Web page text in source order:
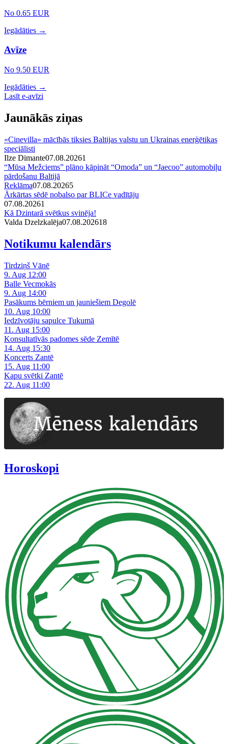
No 0.65 EUR
Iegādāties →
Avīze
No 9.50 EUR
Iegādāties →
Lasīt e-avīzi
Jaunākās ziņas
«Cinevilla» mācībās tiksies Baltijas valstu un Ukrainas enerģētikas
speciālisti
Ilze Dimante07.08.20261
“Mūsa Mežciems” plāno kāpināt “Omoda” un “Jaecoo” automobiļu
pārdošanu Baltijā
Reklāma07.08.20265
Ārkārtas sēdē nobalso par BLICe vadītāju
07.08.20261
Kā Dzintarā svētkus svinēja!
Valda Dzelzkalēja07.08.202618
Notikumu kalendārs
Tirdziņš Vānē
9. Aug 12:00
Balle Vecmokās
9. Aug 14:00
Pasākums bērniem un jauniešiem Degolē
10. Aug 10:00
Iedzīvotāju sapulce Tukumā
11. Aug 15:00
Konsultatīvās padomes sēde Zemītē
14. Aug 15:30
Koncerts Zantē
15. Aug 11:00
Kapu svētki Zantē
22. Aug 11:00
Horoskopi